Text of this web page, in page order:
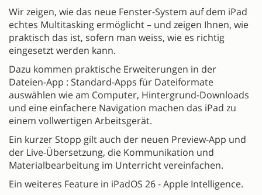
Wir zeigen, wie das neue Fenster-System auf dem iPad
echtes Multitasking ermöglicht – und zeigen Ihnen, wie
praktisch das ist, sofern man weiss, wie es richtig
eingesetzt werden kann.
Dazu kommen praktische Erweiterungen in der
Dateien-App : Standard-Apps für Dateiformate
auswählen wie am Computer, Hintergrund-Downloads
und eine einfachere Navigation machen das iPad zu
einem vollwertigen Arbeitsgerät.
Ein kurzer Stopp gilt auch der neuen Preview-App und
der Live-Übersetzung, die Kommunikation und
Materialbearbeitung im Unterricht vereinfachen.
Ein weiteres Feature in iPadOS 26 - Apple Intelligence.